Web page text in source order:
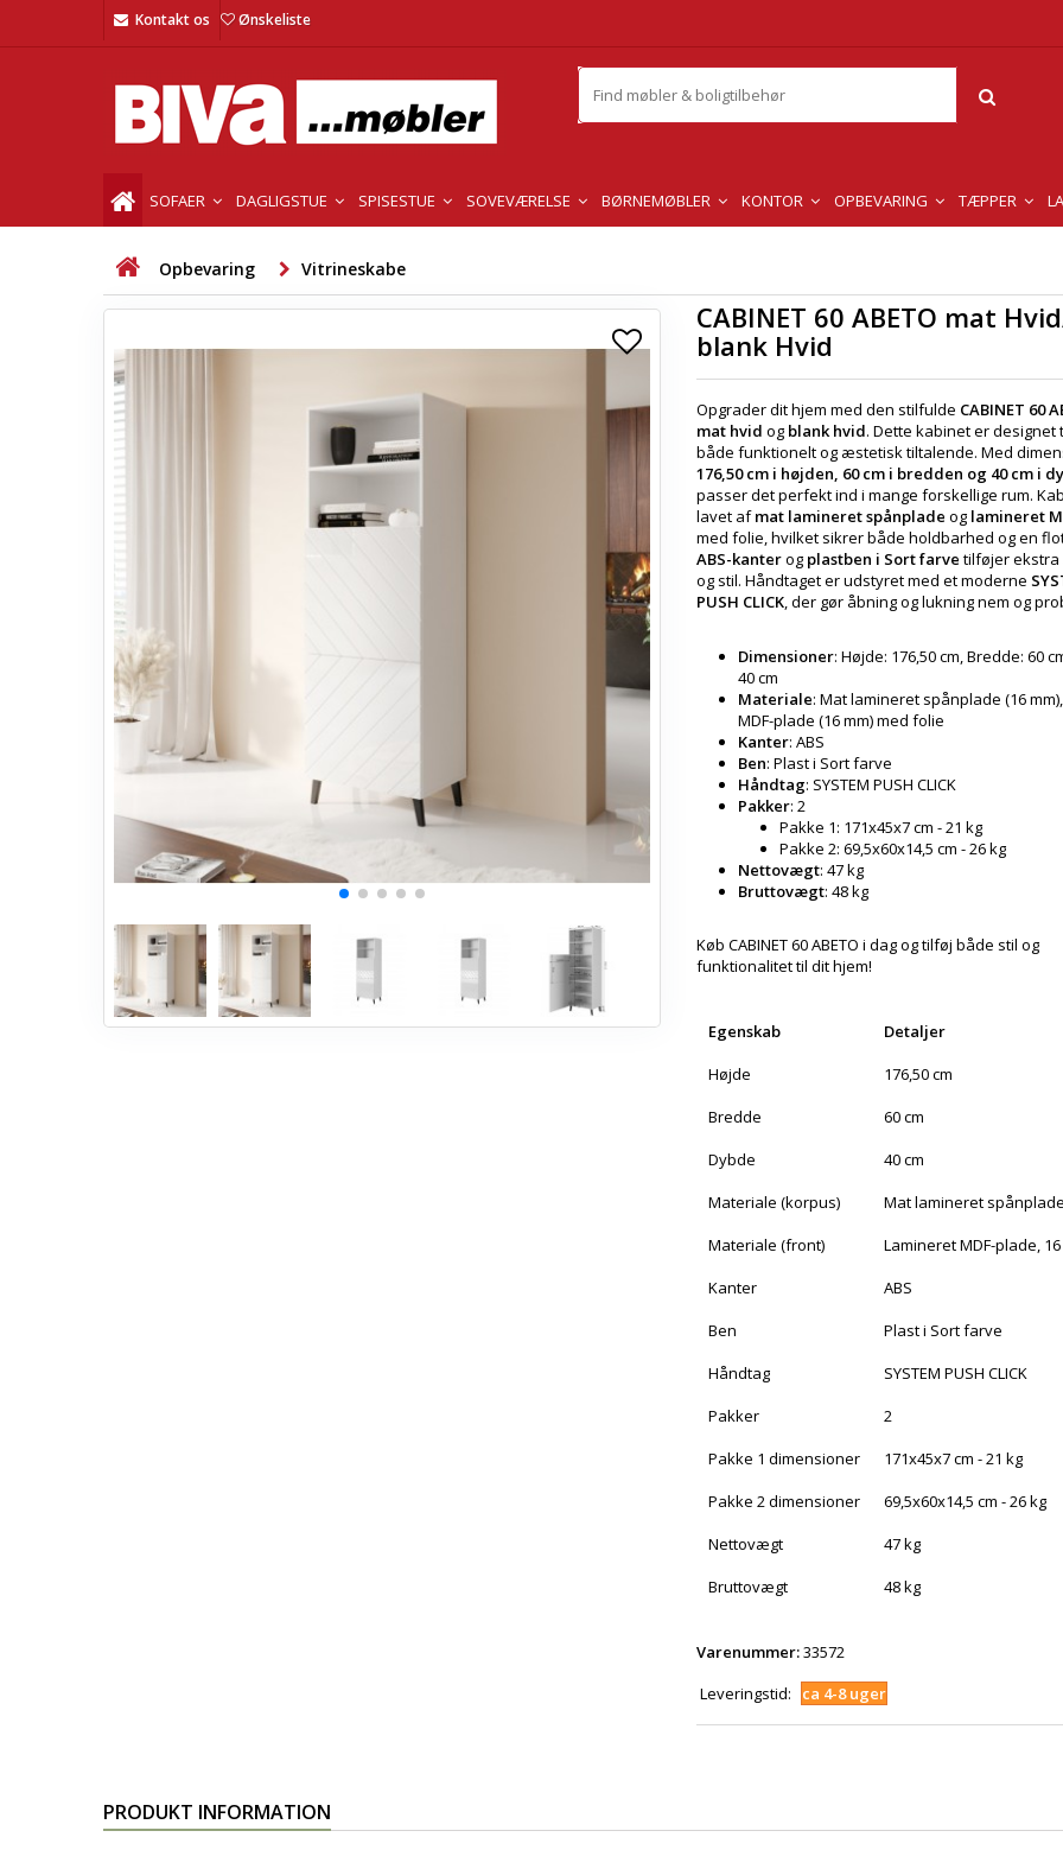
Kontakt os Ønskeliste
SOFAER DAGLIGSTUE SPISESTUE SOVEVÆRELSE BØRNEMØBLER KONTOR OPBEVARING TÆPPER
Opbevaring Vitrineskabe
CABINET 60 ABETO mat
blank Hvid
Opgrader dit hjem med den stilfulde CABINET 60
mat hvid og blank hvid. Dette kabinet er
både funktionelt og æstetisk tiltalende. Med
176,50 cm i højden, 60 cm i bredden og 40 cm i
passer det perfekt ind i mange forskellige rum.
lavet afmat lamineret spånplade og lamineret
med folie, hvilket sikrer både holdbarhed og en
ABS-kanterog plastben i Sort farve tilføjer
og stil. Håndtaget er udstyret med et moderne
PUSH CLICK, der gør åbning og lukning nem og
Dimensioner: Højde: 176,50 cm, Bredde: 60
40 cm
Materiale: Mat lamineret spånplade (16
MDF-plade (16 mm) med folie
Kanter: ABS
Ben: Plast i Sort farve
Håndtag: SYSTEM PUSH CLICK
Pakker: 2
Pakke 1: 171x45x7 cm - 21 kg
Pakke 2: 69,5x60x14,5 cm - 26 kg
Nettovægt: 47 kg
Bruttovægt: 48 kg
Køb CABINET 60 ABETO i dag og tilføj både stil og
funktionalitet til dit hjem!
Egenskab
Detaljer
Højde
176,50 cm
Bredde
60 cm
Dybde
40 cm
Materiale (korpus)
Mat lamineret
Materiale (front)
Lamineret MDF-plade, 16
Kanter
ABS
Ben
Plast i Sort farve
Håndtag
SYSTEM PUSH CLICK
Pakker
2
Pakke 1 dimensioner
171x45x7 cm - 21 kg
Pakke 2 dimensioner
69,5x60x14,5 cm - 26 kg
Nettovægt
47 kg
Bruttovægt
48 kg
Varenummer:33572
Leveringstid:
ca 4-8 uger
PRODUKT INFORMATION